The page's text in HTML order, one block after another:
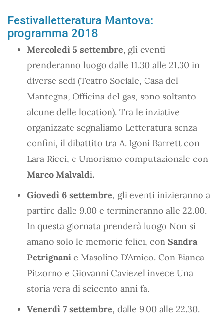
Festivalletteratura Mantova:
programma 2018
Mercoledì 5 settembre, gli eventi
prenderanno luogo dalle 11.30 alle 21.30 in
diverse sedi (Teatro Sociale, Casa del
Mantegna, Officina del gas, sono soltanto
alcune delle location). Tra le inziative
organizzate segnaliamo Letteratura senza
confini, il dibattito tra A. Igoni Barrett con
Lara Ricci, e Umorismo computazionale con
Marco Malvaldi.
Giovedì 6 settembre, gli eventi inizieranno a
partire dalle 9.00 e termineranno alle 22.00.
In questa giornata prenderà luogo Non si
amano solo le memorie felici, con Sandra
Petrignani e Masolino D’Amico. Con Bianca
Pitzorno e Giovanni Caviezel invece Una
storia vera di seicento anni fa.
Venerdì 7 settembre, dalle 9.00 alle 22.30.